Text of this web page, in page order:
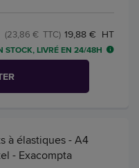
19,88 € HT
(23,86 € TTC)
STOCK, LIVRÉ EN 24/48H
à élastiques - A4
- Exacompta